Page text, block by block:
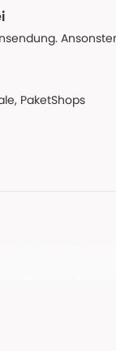
PaketShops